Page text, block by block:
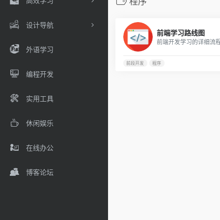
设计导航
外语学习
编程开发
实用工具
休闲娱乐
在线办公
博客论坛
前端学习路线图
前段开发 程序